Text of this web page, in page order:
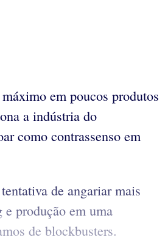
em poucos produtos
a indústria do
como contrassenso em
de angariar mais
e produção em uma
de blockbusters.